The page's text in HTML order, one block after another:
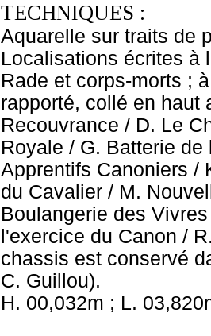
TECHNIQUES :
Aquarelle sur traits de
Localisations écrites à
Rade et corps-morts ;
rapporté, collé en haut
Recouvrance / D. Le
Royale / G. Batterie
Apprentifs Canoniers /
du Cavalier / M.
Boulangerie des
l'exercice du Canon /
chassis est conservé
C. Guillou).
H. 00,032m ; L.